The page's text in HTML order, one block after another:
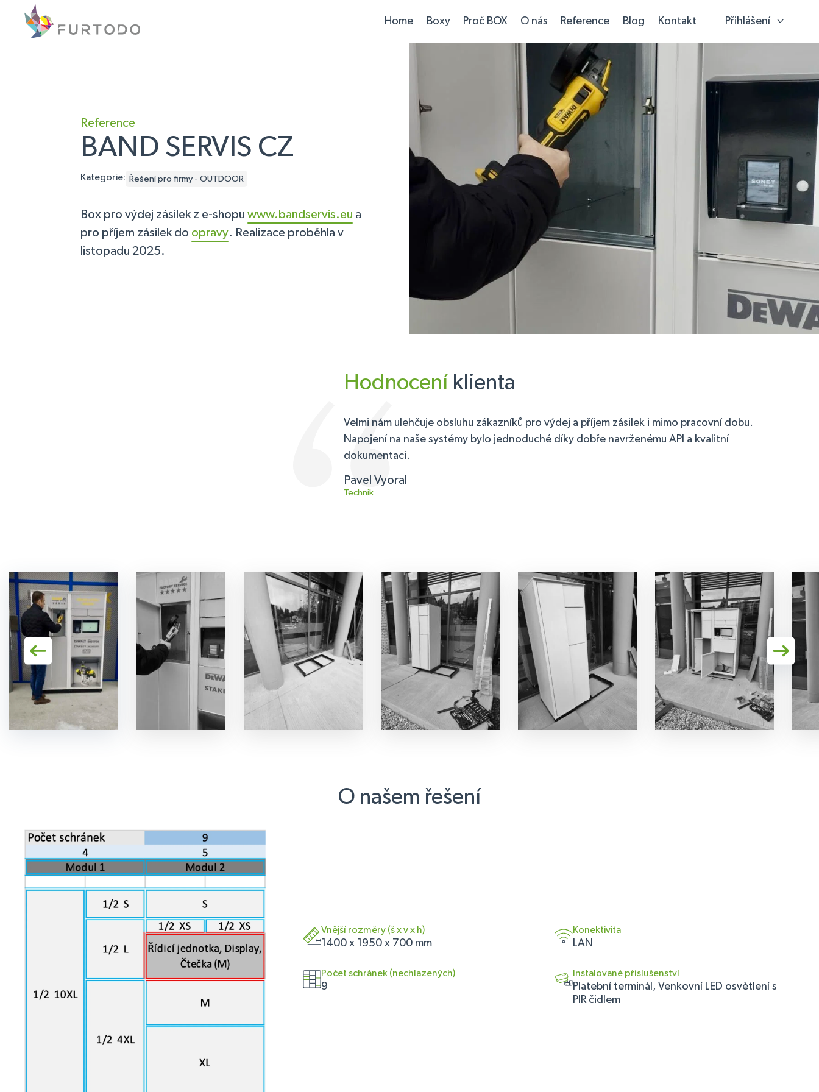
Home Boxy Proč BOX O nás Reference Blog Kontakt Přihlášení
Reference
BAND SERVIS CZ
Kategorie: Řešení pro firmy - OUTDOOR
Box pro výdej zásilek z e-shopu www.bandservis.eu a
pro příjem zásilek do opravy. Realizace proběhla v
listopadu 2025.
Hodnocení klienta
Velmi nám ulehčuje obsluhu zákazníků pro výdej a příjem zásilek i mimo pracovní dobu.
Napojení na naše systémy bylo jednoduché díky dobře navrženému API a kvalitní
dokumentaci.
Pavel Vyoral
Technik
O našem řešení
Vnější rozměry (š x v x h)
1400 x 1950 x 700 mm
Konektivita
LAN
Počet schránek (nechlazených)
9
Instalované příslušenství
Platební terminál, Venkovní LED osvětlení s
PIR čidlem